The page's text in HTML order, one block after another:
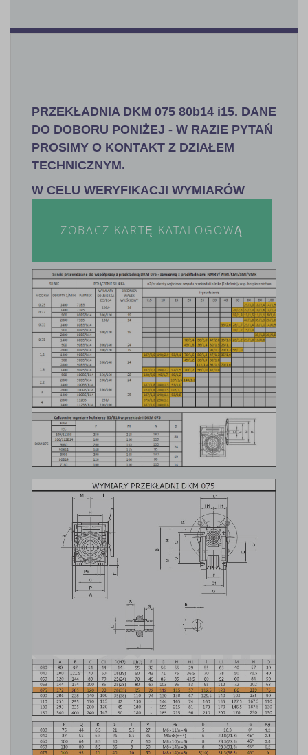
PRZEKŁADNIA DKM 075 80b14 i15. DANE
DO DOBORU PONIŻEJ - W RAZIE PYTAŃ
PROSIMY O KONTAKT Z DZIAŁEM
TECHNICZNYM.
W CELU WERYFIKACJI WYMIARÓW
ZOBACZ KARTĘ KATALOGOWĄ